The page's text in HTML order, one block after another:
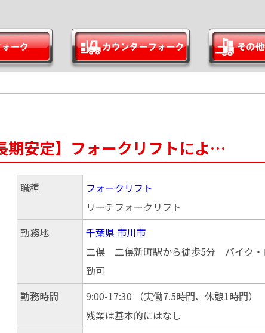
安定】フォークリフトによ…
職種
フォークリフト
リーチフォークリフト
勤務地
千葉県 市川市
二俣 二俣新町駅から徒歩5分 バイク・
勤可
勤務時間
9:00-17:30 （実働7.5時間、休憩1時間）
残業は基本的にはなし